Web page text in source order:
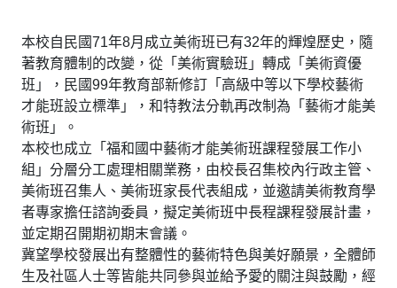
本校自民國71年8月成立美術班已有32年的輝煌歷史，隨
著教育體制的改變，從「美術實驗班」轉成「美術資優
班」，民國99年教育部新修訂「高級中等以下學校藝術
才能班設立標準」，和特教法分軌再改制為「藝術才能美
術班」。
本校也成立「福和國中藝術才能美術班課程發展工作小
組」分層分工處理相關業務，由校長召集校內行政主管、
美術班召集人、美術班家長代表組成，並邀請美術教育學
者專家擔任諮詢委員，擬定美術班中長程課程發展計畫，
並定期召開期初期末會議。
冀望學校發展出有整體性的藝術特色與美好願景，全體師
生及社區人士等皆能共同參與並給予愛的關注與鼓勵，經